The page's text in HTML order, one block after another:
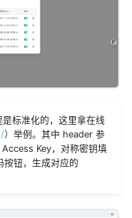
标准化的，这里拿在线
）举例。其中 header 参
Key，对称密钥填
按钮，生成对应的